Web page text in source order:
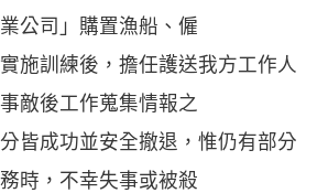
公司」購置漁船、僱
施訓練後，擔任護送我方工作人
敵後工作蒐集情報之
皆成功並安全撤退，惟仍有部分
時，不幸失事或被殺